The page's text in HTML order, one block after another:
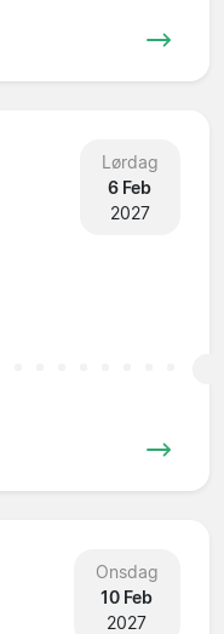
Lørdag
6 Feb
2027
Onsdag
10 Feb
2027